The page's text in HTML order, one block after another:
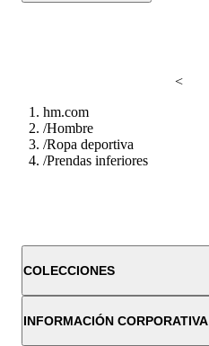
<
hm.com
/Hombre
/Ropa deportiva
/Prendas inferiores
COLECCIONES
INFORMACIÓN CORPORATIVA